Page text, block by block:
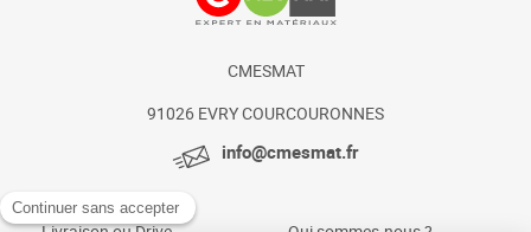
CMESMAT
91026 EVRY COURCOURONNES
info@cmesmat.fr